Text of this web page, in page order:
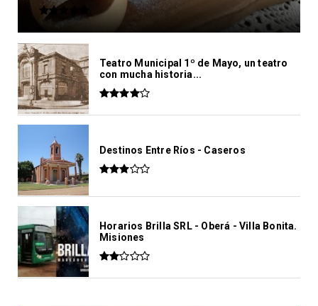
Teatro Municipal 1º de Mayo, un teatro
con mucha historia...
Destinos Entre Ríos - Caseros
Horarios Brilla SRL - Oberá - Villa Bonita.
Misiones